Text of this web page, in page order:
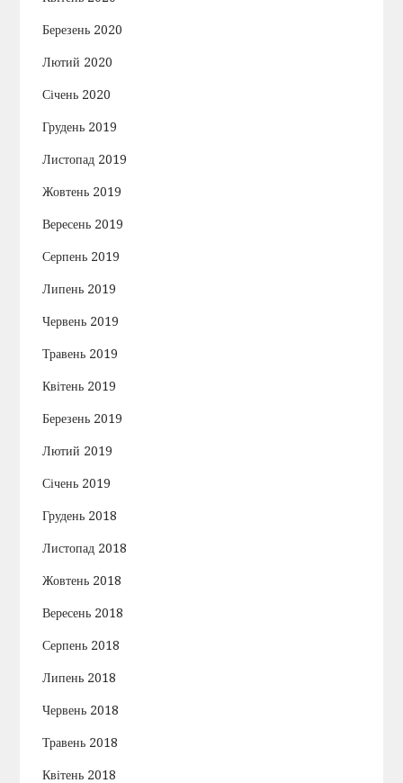
Березень 2020
Лютий 2020
Січень 2020
Грудень 2019
Листопад 2019
Жовтень 2019
Вересень 2019
Серпень 2019
Липень 2019
Червень 2019
Травень 2019
Квітень 2019
Березень 2019
Лютий 2019
Січень 2019
Грудень 2018
Листопад 2018
Жовтень 2018
Вересень 2018
Серпень 2018
Липень 2018
Червень 2018
Травень 2018
Квітень 2018